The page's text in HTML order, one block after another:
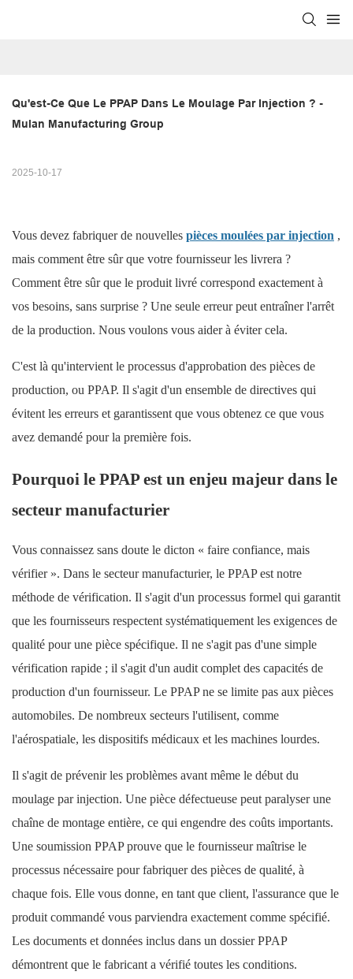
Qu'est-Ce Que Le PPAP Dans Le Moulage Par Injection ? -
Mulan Manufacturing Group
2025-10-17
Vous devez fabriquer de nouvelles pièces moulées par injection ,
mais comment être sûr que votre fournisseur les livrera ?
Comment être sûr que le produit livré correspond exactement à
vos besoins, sans surprise ? Une seule erreur peut entraîner l'arrêt
de la production. Nous voulons vous aider à éviter cela.
C'est là qu'intervient le processus d'approbation des pièces de
production, ou PPAP. ​​Il s'agit d'un ensemble de directives qui
évitent les erreurs et garantissent que vous obtenez ce que vous
avez demandé pour la première fois.
Pourquoi le PPAP est un enjeu majeur dans le
secteur manufacturier
Vous connaissez sans doute le dicton « faire confiance, mais
vérifier ». Dans le secteur manufacturier, le PPAP est notre
méthode de vérification. Il s'agit d'un processus formel qui garantit
que les fournisseurs respectent systématiquement les exigences de
qualité pour une pièce spécifique. Il ne s'agit pas d'une simple
vérification rapide ; il s'agit d'un audit complet des capacités de
production d'un fournisseur. Le PPAP ne se limite pas aux pièces
automobiles. De nombreux secteurs l'utilisent, comme
l'aérospatiale, les dispositifs médicaux et les machines lourdes.
Il s'agit de prévenir les problèmes avant même le début du
moulage par injection. Une pièce défectueuse peut paralyser une
chaîne de montage entière, ce qui engendre des coûts importants.
Une soumission PPAP prouve que le fournisseur maîtrise le
processus nécessaire pour fabriquer des pièces de qualité, à
chaque fois. Elle vous donne, en tant que client, l'assurance que le
produit commandé vous parviendra exactement comme spécifié.
Les documents et données inclus dans un dossier PPAP
démontrent que le fabricant a vérifié toutes les conditions.